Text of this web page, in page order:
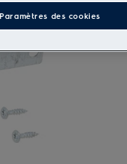
Paramètres des cookies